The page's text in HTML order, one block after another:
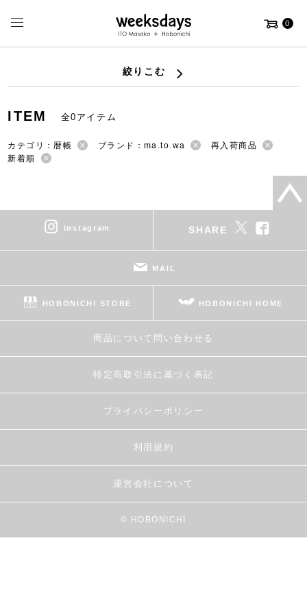
0
絞りこむ
ITEM 全0アイテム
カテゴリ：暦帳 ブランド：ma.to.wa
再入荷商品
新着順
instagram SHARE
MAIL
HOBONICHI STORE HOBONICHI HOME
商品について問い合わせる
特定商取引法に基づく表記
プライバシーポリシー
利用規約
運営会社について
© HOBONICHI